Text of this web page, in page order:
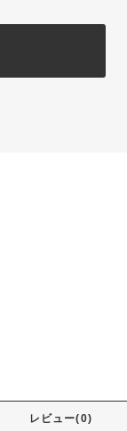
レビュー(0)